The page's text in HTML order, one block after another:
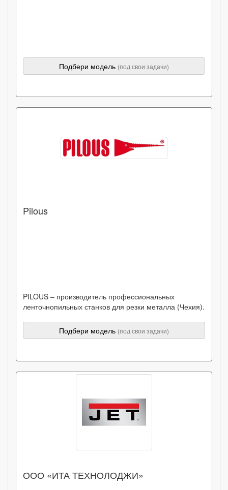
Подбери модель (под свои задачи)
Pilous
PILOUS – производитель профессиональных
ленточнопильных станков для резки металла (Чехия).
Подбери модель (под свои задачи)
ООО «ИТА ТЕХНОЛОДЖИ»